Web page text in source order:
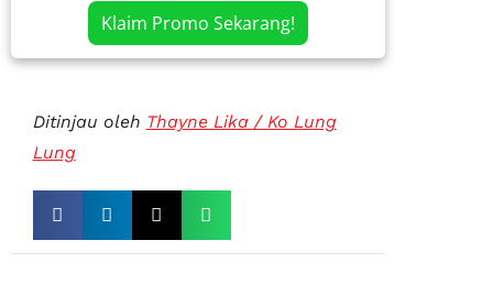
Klaim Promo Sekarang!
Ditinjau oleh Thayne Lika / Ko Lung
Lung